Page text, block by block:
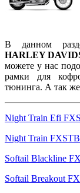
В данном
HARLEY
можете у нас
рамки для
тюнинга. А так же
Night Train Efi
Night Train
Softail Blackline
Softail Breakout